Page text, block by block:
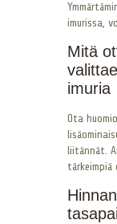
imurissa,
Mitä
imuria
Ota
liitännät.
tärkeimpiä